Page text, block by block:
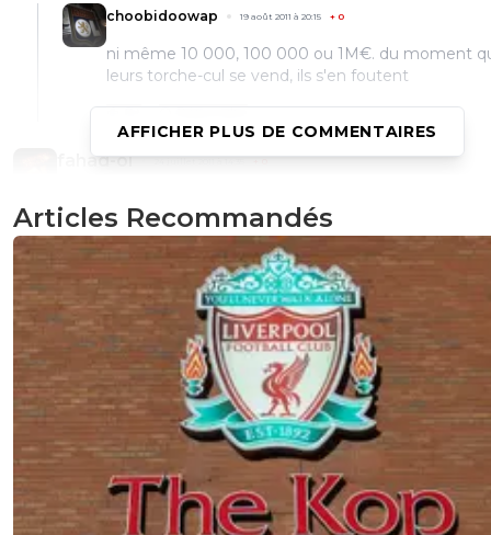
choobidoowap 19 août 2011 à 20:15 + 0
ni même 10 000, 100 000 ou 1M€. du moment
leurs torche-cul se vend, ils s'en foutent
0+ Répondre
fahad-ol
0+ Répondre
crista69 24 juillet 2011 à 14:22 +0
Good ! :)
Répondre
24 juillet 2011 à 12:34 +0
Le journal du sport, oui, il n'y en a pas d'autres depuis des
décennies, mais certainement pas celui du foot !En
la Zahia a gagné de la clientèle avec cette affaire ..
AFFICHER PLUS DE COMMENTAIRES
Articles Recommandés